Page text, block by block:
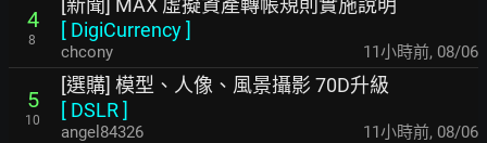
4
8
[新聞] MAX 虛擬資產轉帳規則實施說明
[ DigiCurrency]
chcony 11小時前, 08/06
5
10
[選購] 模型、人像、風景攝影 70D升級
[ DSLR]
angel84326 11小時前, 08/06